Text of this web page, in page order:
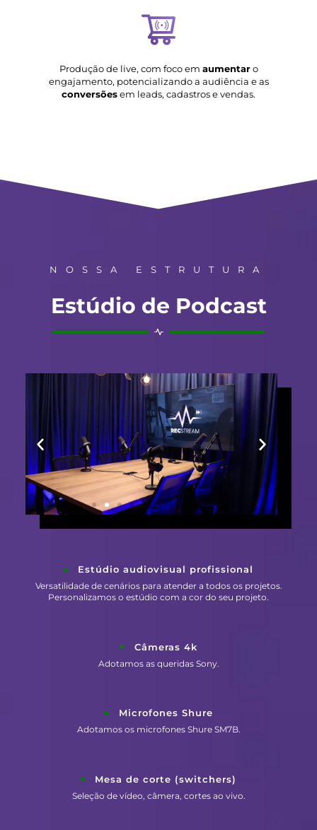
Produção de live, com foco em aumentaro
engajamento, potencializando a audiência e as
conversõesem leads, cadastros e vendas.
NOSSA ESTRUTURA
Estúdio de Podcast
Estúdio audiovisual profissional
Versatilidade de cenários para atender a todos os projetos.
Personalizamos o estúdio com a cor do seu projeto.
Câmeras 4k
Adotamos as queridas Sony.
Microfones Shure
Adotamos os microfones Shure SM7B.
Mesa de corte (switchers)
Seleção de vídeo, câmera, cortes ao vivo.